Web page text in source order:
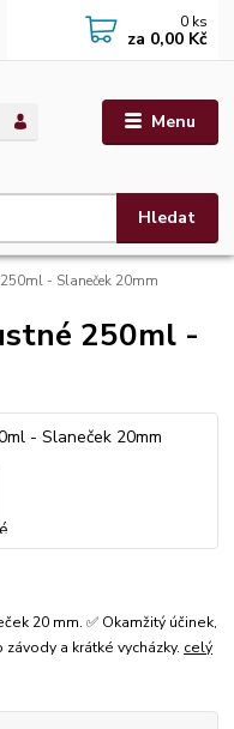
Menu
Hledat
0 ks
za 0,00 Kč
- Slaneček 20mm
250ml -
20 mm. ✅ Okamžitý účinek,
a krátké vycházky. celý